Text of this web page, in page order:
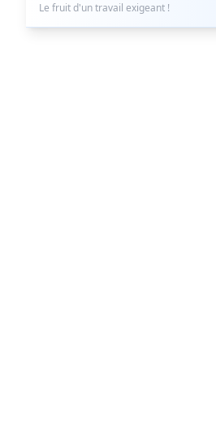
Le fruit d'un travail exigeant !